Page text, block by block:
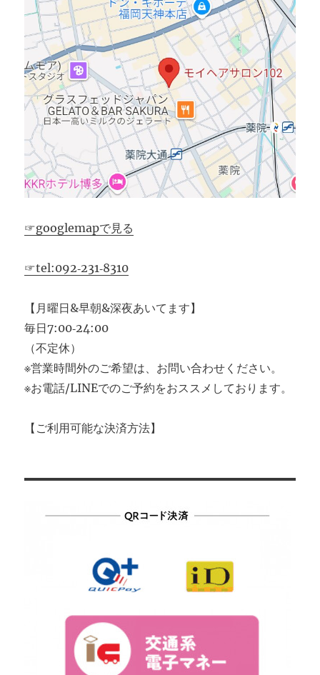
☞googlemapで見る
☞tel:092‐231‐8310
【月曜日&早朝&深夜あいてます】
毎日7:00‐24:00
（不定休）
※営業時間外のご希望は、お問い合わせください。
※お電話/LINEでのご予約をおススメしております。
【ご利用可能な決済方法】